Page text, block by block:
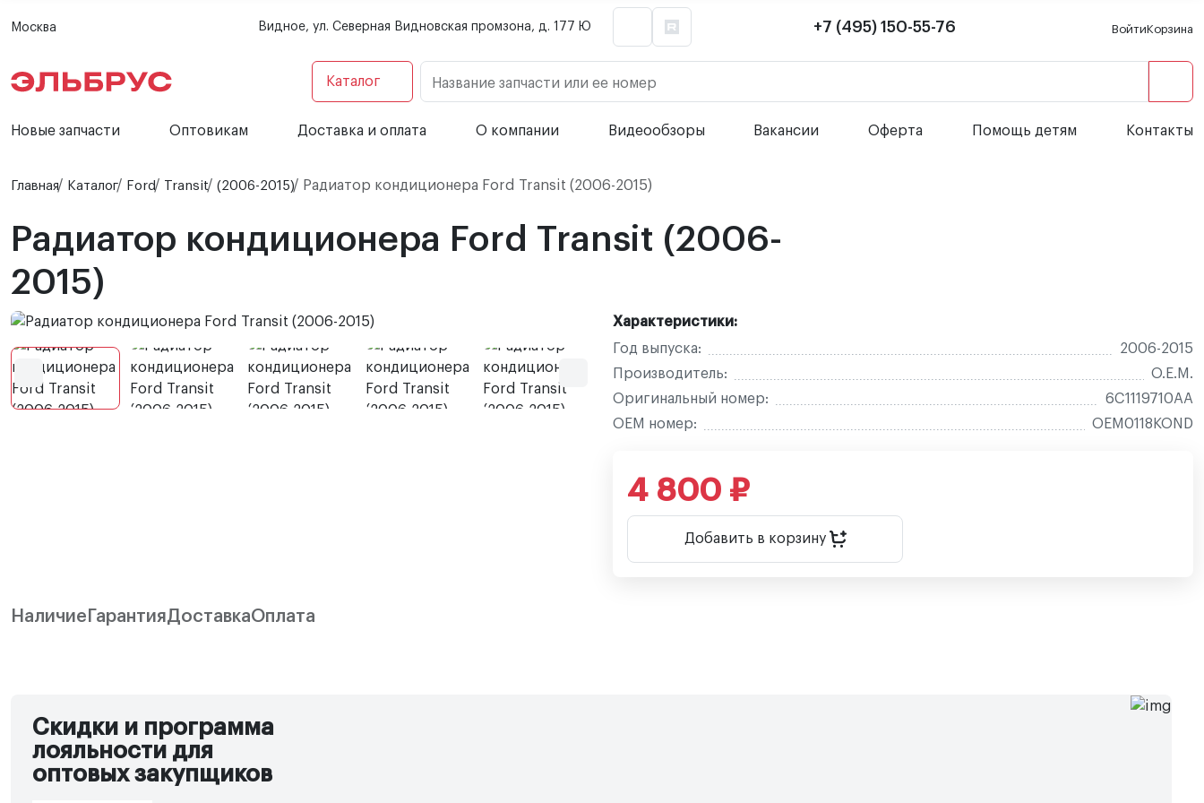
Москва Видное, ул. Северная Видновская промзона, д. 177 Ю +7 (495) 150-55-76 ВойтиКорзина
Каталог Название запчасти или ее номер
Новые запчасти Оптовикам Доставка и оплата О компании Видеообзоры Вакансии Оферта Помощь детям Контакты
Главная Каталог Ford Transit (2006-2015) Радиатор кондиционера Ford Transit (2006-2015)
Радиатор кондиционера Ford Transit (2006-
2015)
Характеристики:
Год выпуска:
2006-2015
Производитель:
O.E.M.
Оригинальный номер:
6C1119710AA
OEM номер:
OEM0118KOND
4 800 ₽
Добавить в корзину
Наличие ГарантияДоставкаОплата
Скидки и программа
лояльности для
оптовых закупщиков